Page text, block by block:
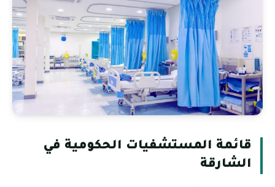
قائمة المستشفيات الحكومية في
الشارقة